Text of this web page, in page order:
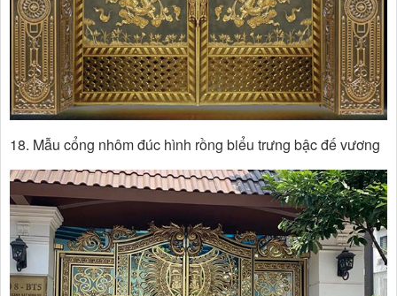
18. Mẫu cổng nhôm đúc hình rồng biểu trưng bậc đế vương